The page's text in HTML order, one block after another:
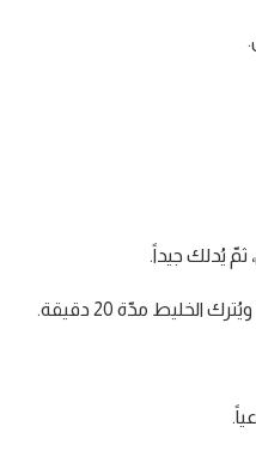
يُدلك جيداً.
مدّة 20 دقيقة.